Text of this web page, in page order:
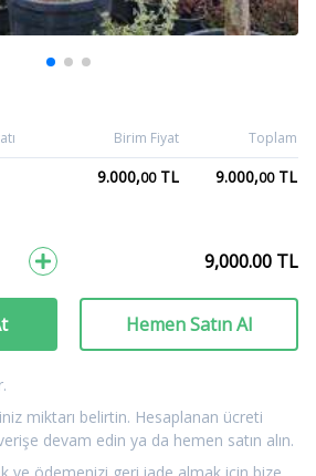
Birim Fiyat Toplam
9.000,00TL 9.000,00TL
9,000.00 TL
Hemen Satın Al
miktarı belirtin. Hesaplanan ücreti
devam edin ya da hemen satın alın.